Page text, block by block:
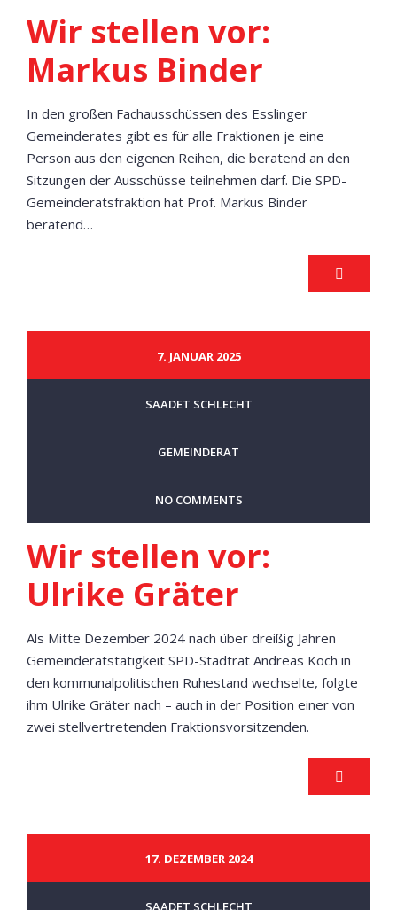
Wir stellen vor:
Markus Binder
In den großen Fachausschüssen des Esslinger
Gemeinderates gibt es für alle Fraktionen je eine
Person aus den eigenen Reihen, die beratend an den
Sitzungen der Ausschüsse teilnehmen darf. Die SPD-
Gemeinderatsfraktion hat Prof. Markus Binder
beratend…
7. JANUAR 2025
SAADET SCHLECHT
GEMEINDERAT
NO COMMENTS
Wir stellen vor:
Ulrike Gräter
Als Mitte Dezember 2024 nach über dreißig Jahren
Gemeinderatstätigkeit SPD-Stadtrat Andreas Koch in
den kommunalpolitischen Ruhestand wechselte, folgte
ihm Ulrike Gräter nach – auch in der Position einer von
zwei stellvertretenden Fraktionsvorsitzenden.
17. DEZEMBER 2024